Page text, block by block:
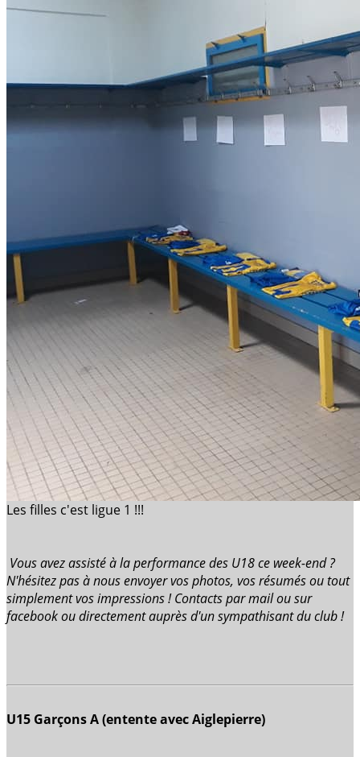
Les filles c'est ligue 1 !!!
Vous avez assisté à la performance des U18 ce week-end ?
N'hésitez pas à nous envoyer vos photos, vos résumés ou tout
simplement vos impressions ! Contacts par mail ou sur
facebook ou directement auprès d'un sympathisant du club !
U15 Garçons A (entente avec Aiglepierre)